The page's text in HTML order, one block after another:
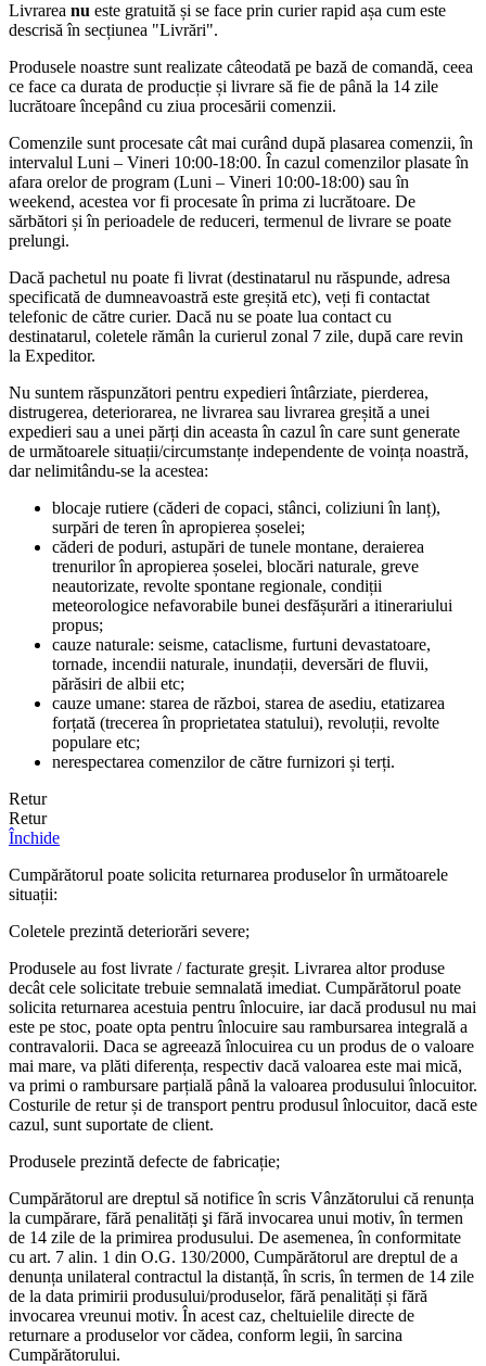
x
25
mm,
1000
buc/cutie
Livrarea nu este gratuită și se face prin curier rapid așa cum este
descrisă în secțiunea "Livrări".
Produsele noastre sunt realizate câteodată pe bază de comandă, ceea
ce face ca durata de producție și livrare să fie de până la 14 zile
lucrătoare începând cu ziua procesării comenzii.
Comenzile sunt procesate cât mai curând după plasarea comenzii, în
intervalul Luni – Vineri 10:00-18:00. În cazul comenzilor plasate în
afara orelor de program (Luni – Vineri 10:00-18:00) sau în
weekend, acestea vor fi procesate în prima zi lucrătoare. De
sărbători și în perioadele de reduceri, termenul de livrare se poate
prelungi.
Dacă pachetul nu poate fi livrat (destinatarul nu răspunde, adresa
specificată de dumneavoastră este greșită etc), veți fi contactat
telefonic de către curier. Dacă nu se poate lua contact cu
destinatarul, coletele rămân la curierul zonal 7 zile, după care revin
la Expeditor.
Nu suntem răspunzători pentru expedieri întârziate, pierderea,
distrugerea, deteriorarea, ne livrarea sau livrarea greșită a unei
expedieri sau a unei părți din aceasta în cazul în care sunt generate
de următoarele situații/circumstanțe independente de voința noastră,
dar nelimitându-se la acestea:
blocaje rutiere (căderi de copaci, stânci, coliziuni în lanț),
surpări de teren în apropierea șoselei;
căderi de poduri, astupări de tunele montane, deraierea
trenurilor în apropierea șoselei, blocări naturale, greve
neautorizate, revolte spontane regionale, condiții
meteorologice nefavorabile bunei desfășurări a itinerariului
propus;
cauze naturale: seisme, cataclisme, furtuni devastatoare,
tornade, incendii naturale, inundații, deversări de fluvii,
părăsiri de albii etc;
cauze umane: starea de război, starea de asediu, etatizarea
forțată (trecerea în proprietatea statului), revoluții, revolte
populare etc;
nerespectarea comenzilor de către furnizori și terți.
Retur
Retur
Închide
Cumpărătorul poate solicita returnarea produselor în următoarele
situații:
Coletele prezintă deteriorări severe;
Produsele au fost livrate / facturate greșit. Livrarea altor produse
decât cele solicitate trebuie semnalată imediat. Cumpărătorul poate
solicita returnarea acestuia pentru înlocuire, iar dacă produsul nu mai
este pe stoc, poate opta pentru înlocuire sau rambursarea integrală a
contravalorii. Daca se agreează înlocuirea cu un produs de o valoare
mai mare, va plăti diferența, respectiv dacă valoarea este mai mică,
va primi o rambursare parțială până la valoarea produsului înlocuitor.
Costurile de retur și de transport pentru produsul înlocuitor, dacă este
cazul, sunt suportate de client.
Produsele prezintă defecte de fabricație;
Cumpărătorul are dreptul să notifice în scris Vânzătorului că renunța
la cumpărare, fără penalități şi fără invocarea unui motiv, în termen
de 14 zile de la primirea produsului. De asemenea, în conformitate
cu art. 7 alin. 1 din O.G. 130/2000, Cumpărătorul are dreptul de a
denunța unilateral contractul la distanță, în scris, în termen de 14 zile
de la data primirii produsului/produselor, fără penalități și fără
invocarea vreunui motiv. În acest caz, cheltuielile directe de
returnare a produselor vor cădea, conform legii, în sarcina
Cumpărătorului.